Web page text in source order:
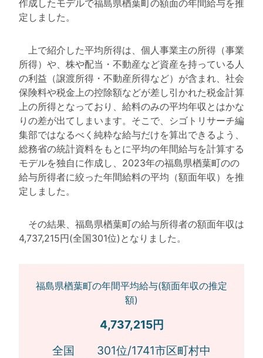
作成したモデルで福島県楢葉町の額面の年間給与を推
定しました。
上で紹介した平均所得は、個人事業主の所得（事業
所得）や、株や配当・不動産など資産を持っている人
の利益（譲渡所得・不動産所得など）が含まれ、社会
保険料や税金上の控除額などが差し引かれた税金計算
上の所得となっており、給料のみの平均年収とはかな
りの差が出てしまいます。そこで、シゴトリサーチ編
集部ではなるべく純粋な給与だけを算出できるよう、
総務省の統計資料をもとに平均の年間給与を計算する
モデルを独自に作成し、2023年の福島県楢葉町のの
給与所得者に絞った年間給料の平均（額面年収）を推
定しました。
その結果、福島県楢葉町の給与所得者の額面年収は
4,737,215円(全国301位)となりました。
福島県楢葉町の年間平均給与(額面年収の推定
額)
4,737,215円
全国 301位/1741市区町村中